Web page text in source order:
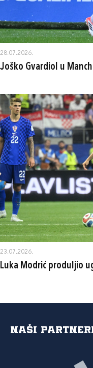
28.07.2026.
Joško Gvardiol u
23.07.2026.
Luka Modrić produljio
Naši